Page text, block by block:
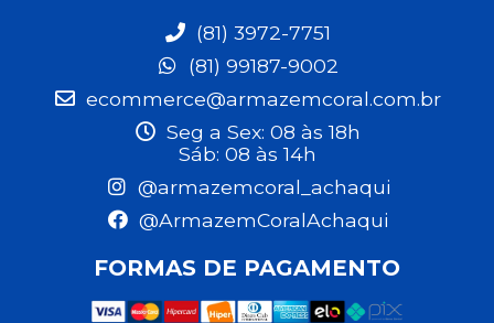
(81) 3972-7751
(81) 99187-9002
ecommerce@armazemcoral.com.br
Seg a Sex: 08 às 18h
Sáb: 08 às 14h
@armazemcoral_achaqui
@ArmazemCoralAchaqui
FORMAS DE PAGAMENTO